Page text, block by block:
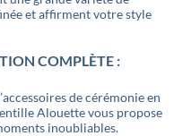
et affirment votre style
COMPLÈTE :
de cérémonie en
Alouette vous propose
inoubliables.